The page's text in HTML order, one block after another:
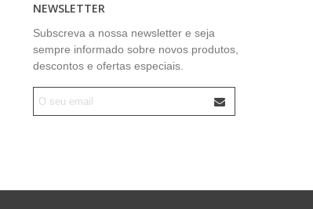
NEWSLETTER
Subscreva a nossa newsletter e seja
sempre informado sobre novos produtos,
descontos e ofertas especiais.